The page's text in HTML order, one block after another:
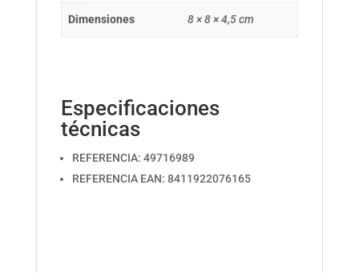
Dimensiones 8 × 8 × 4,5 cm
Especificaciones
técnicas
REFERENCIA: 49716989
REFERENCIA EAN: 8411922076165